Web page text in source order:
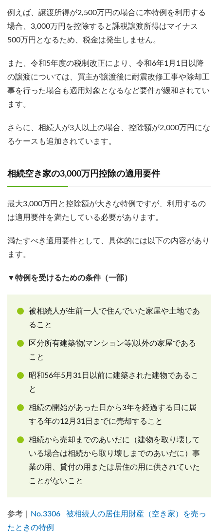
例えば、譲渡所得が2,500万円の場合に本特例を利用する
場合、3,000万円を控除すると課税譲渡所得はマイナス
500万円となるため、税金は発生しません。
また、令和5年度の税制改正により、令和6年1月1日以降
の譲渡については、買主が譲渡後に耐震改修工事や除却工
事を行った場合も適用対象となるなど要件が緩和されてい
ます。
さらに、相続人が3人以上の場合、控除額が2,000万円にな
るケースも追加されています。
相続空き家の3,000万円控除の適用要件
最大3,000万円と控除額が大きな特例ですが、利用するの
は適用要件を満たしている必要があります。
満たすべき適用要件として、具体的には以下の内容があり
ます。
▼特例を受けるための条件（一部）
被相続人が生前一人で住んでいた家屋や土地であ
ること
区分所有建築物(マンション等)以外の家屋である
こと
昭和56年5月31日以前に建築された建物であるこ
と
相続の開始があった日から3年を経過する日に属
する年の12月31日までに売却すること
相続から売却までのあいだに（建物を取り壊して
いる場合は相続から取り壊しまでのあいだに）事
業の用、貸付の用または居住の用に供されていた
ことがないこと
参考｜
No.3306 被相続人の居住用財産（空き家）を売っ
たときの特例